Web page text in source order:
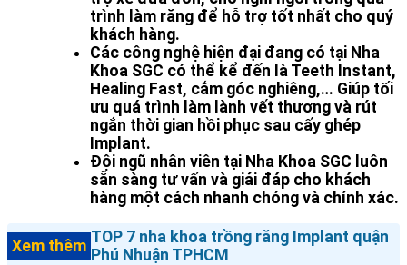
trình làm răng để hỗ trợ tốt nhất cho quý
khách hàng.
Các công nghệ hiện đại đang có tại Nha
Khoa SGC có thể kể đến là Teeth Instant,
Healing Fast, cắm góc nghiêng,… Giúp tối
ưu quá trình làm lành vết thương và rút
ngắn thời gian hồi phục sau cấy ghép
Implant.
Đội ngũ nhân viên tại Nha Khoa SGC luôn
sẵn sàng tư vấn và giải đáp cho khách
hàng một cách nhanh chóng và chính xác.
Xem thêm TOP 7 nha khoa trồng răng Implant quận
Phú Nhuận TPHCM